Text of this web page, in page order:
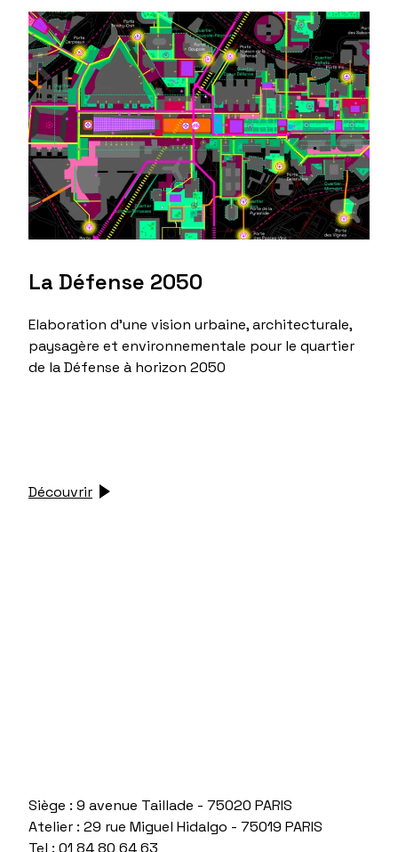
La Défense 2050
Elaboration d'une vision urbaine, architecturale,
paysagère et environnementale pour le quartier
de la Défense à horizon 2050
Découvrir
Siège : 9 avenue Taillade - 75020 PARIS
Atelier : 29 rue Miguel Hidalgo - 75019 PARIS
Tel : 01 84 80 64 63